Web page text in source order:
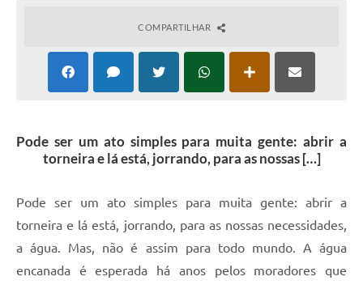
COMPARTILHAR
Pode ser um ato simples para muita gente: abrir a
torneira e lá está, jorrando, para as nossas […]
Pode ser um ato simples para muita gente: abrir a
torneira e lá está, jorrando, para as nossas necessidades,
a água. Mas, não é assim para todo mundo. A água
encanada é esperada há anos pelos moradores que